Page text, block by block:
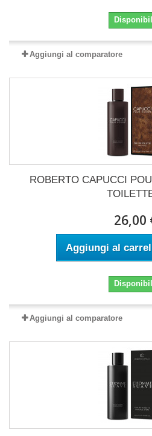
Aggiungi al comparatore
ROBERTO CAPUCCI
26,00
Aggiungi al
Aggiungi al comparatore